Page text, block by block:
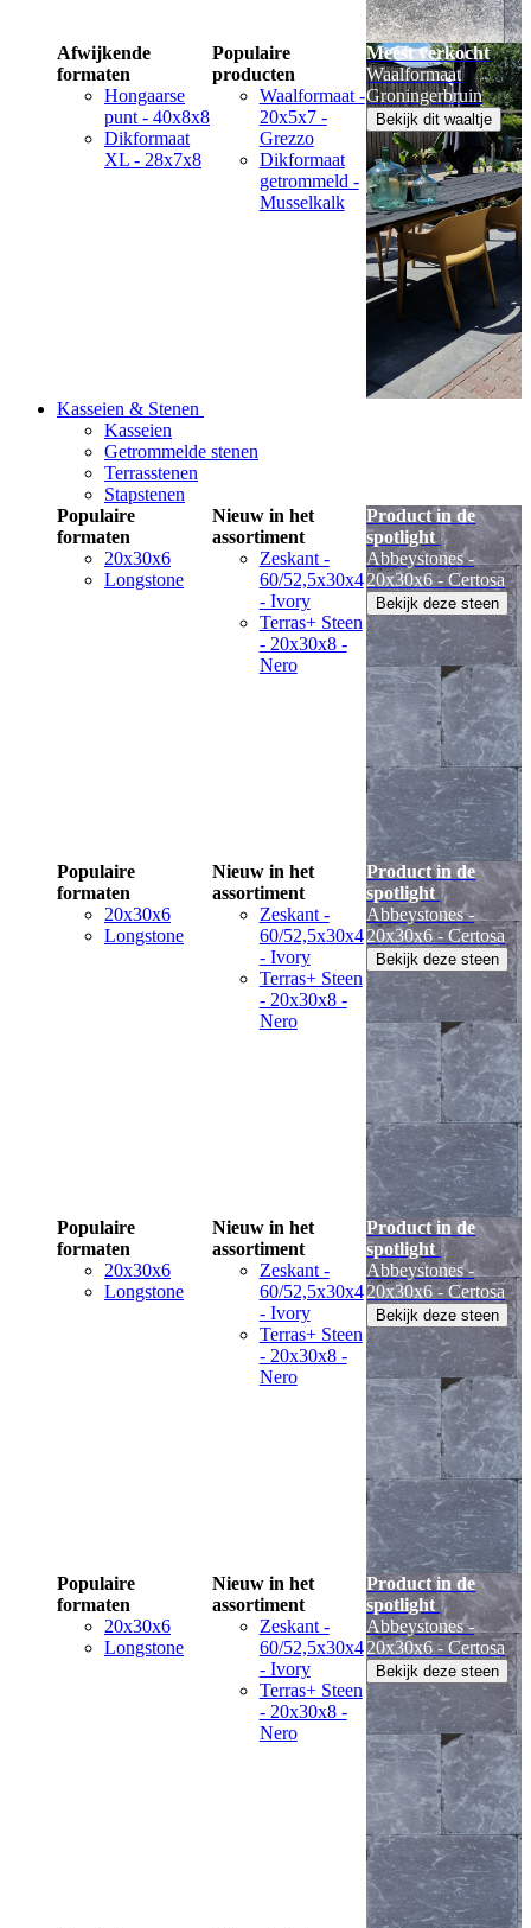
Afwijkende
formaten
Hongaarse
punt - 40x8x8
Dikformaat
XL - 28x7x8
Populaire
producten
Waalformaat -
20x5x7 -
Grezzo
Dikformaat
getrommeld -
Musselkalk
Meest verkocht
Waalformaat
Groningerbruin
Bekijk dit waaltje
Kasseien & Stenen
Kasseien
Getrommelde stenen
Terrasstenen
Stapstenen
Populaire
formaten
20x30x6
Longstone
Nieuw in het
assortiment
Zeskant -
60/52,5x30x4
- Ivory
Terras+ Steen
- 20x30x8 -
Nero
Product in de
spotlight
Abbeystones -
20x30x6 - Certosa
Bekijk deze steen
Populaire
formaten
20x30x6
Longstone
Nieuw in het
assortiment
Zeskant -
60/52,5x30x4
- Ivory
Terras+ Steen
- 20x30x8 -
Nero
Product in de
spotlight
Abbeystones -
20x30x6 - Certosa
Bekijk deze steen
Populaire
formaten
20x30x6
Longstone
Nieuw in het
assortiment
Zeskant -
60/52,5x30x4
- Ivory
Terras+ Steen
- 20x30x8 -
Nero
Product in de
spotlight
Abbeystones -
20x30x6 - Certosa
Bekijk deze steen
Populaire
formaten
20x30x6
Longstone
Nieuw in het
assortiment
Zeskant -
60/52,5x30x4
- Ivory
Terras+ Steen
- 20x30x8 -
Nero
Product in de
spotlight
Abbeystones -
20x30x6 - Certosa
Bekijk deze steen